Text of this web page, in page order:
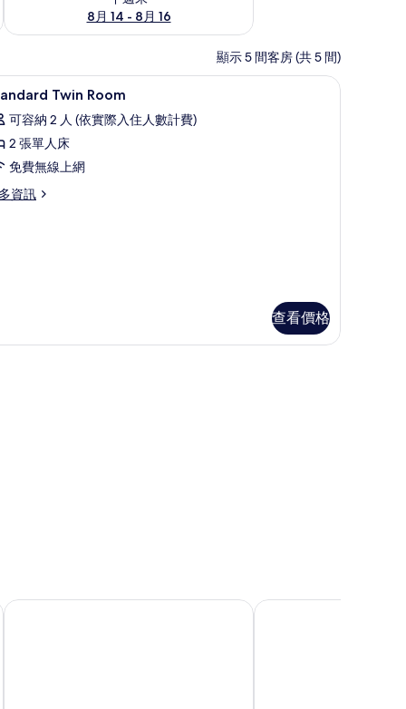
8月 14 - 8月 16
顯示 5 間客房 (共 5 間)
斗/熨衣板、免費無線上網 書桌、遮光布/窗簾、熨斗/熨衣板、免費無線
1 Twin Room
可容納 2 人 (依實際入住人數計費)
2 張單人床
免費無線上網
資訊
查看價格
線上網
岡山三井花園飯店 MYSTAYS 岡山酒店